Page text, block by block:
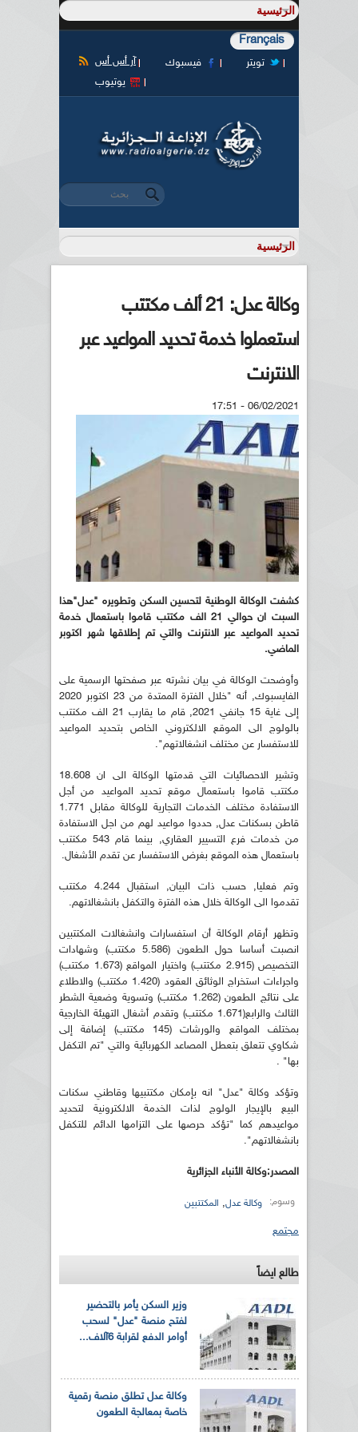
Français
آر أس أس فيسبوك
تويتر
يوتيوب
استمارة البحث
‏بحث ‏
وكالة عدل: 21 ألف مكتتب
استعملوا خدمة تحديد المواعيد عبر
الانترنت
06/02/2021 - 17:51
كشفت الوكالة الوطنية لتحسين السكن وتطويره "عدل"هذا
السبت ان حوالي 21 الف مكتتب قاموا باستعمال خدمة
تحديد المواعيد عبر الانترنت والتي تم إطلاقها شهر اكتوبر
الماضي.
وأوضحت الوكالة في بيان نشرته عبر صفحتها الرسمية على
الفايسبوك, أنه "خلال الفترة الممتدة من 23 اكتوبر 2020
إلى غاية 15 جانفي 2021, قام ما يقارب 21 الف مكتتب
بالولوج الى الموقع الالكتروني الخاص بتحديد المواعيد
للاستفسار عن مختلف انشغالاتهم".
وتشير الاحصائيات التي قدمتها الوكالة الى ان 18.608
مكتتب قاموا باستعمال موقع تحديد المواعيد من أجل
الاستفادة مختلف الخدمات التجارية للوكالة مقابل 1.771
قاطن بسكنات عدل, حددوا مواعيد لهم من اجل الاستفادة
من خدمات فرع التسيير العقاري, بينما قام 543 مكتتب
باستعمال هذه الموقع بغرض الاستفسار عن تقدم الأشغال.
وتم فعليا, حسب ذات البيان, استقبال 4.244 مكتتب
تقدموا الى الوكالة خلال هذه الفترة والتكفل بانشغالاتهم.
وتظهر أرقام الوكالة أن استفسارات وانشغالات المكتتبين
انصبت أساسا حول الطعون (5.586 مكتتب) وشهادات
التخصيص (2.915 مكتتب) واختيار المواقع (1.673 مكتتب)
واجراءات استخراج الوثائق العقود (1.420 مكتتب) والاطلاع
على نتائج الطعون (1.262 مكتتب) وتسوية وضعية الشطر
الثالث والرابع(1.671 مكتتب) وتقدم أشغال التهيئة الخارجية
بمختلف المواقع والورشات (145 مكتتب) إضافة إلى
شكاوي تتعلق بتعطل المصاعد الكهربائية والتي "تم التكفل
بها" .
وتؤكد وكالة "عدل" انه بإمكان مكتتبيها وقاطني سكنات
البيع بالإيجار الولوج لذات الخدمة الالكترونية لتحديد
مواعيدهم كما "تؤكد حرصها على التزامها الدائم للتكفل
بانشغالاتهم".
المصدر:وكالة الأنباء الجزائرية
وسوم: وكالة عدل, المكتتبين
مجتمع
طالع ايضاً
وزير السكن يأمر بالتحضير
لفتح منصة "عدل" لسحب
أوامر الدفع لقرابة 6آلاف...
وكالة عدل تطلق منصة رقمية
خاصة بمعالجة الطعون